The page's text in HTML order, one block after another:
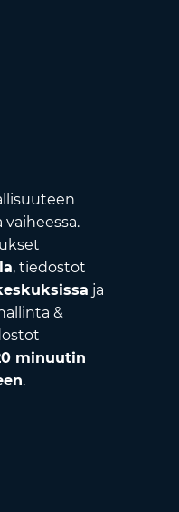
vaiheessa.
, tiedostot
ja
&
minuutin
.